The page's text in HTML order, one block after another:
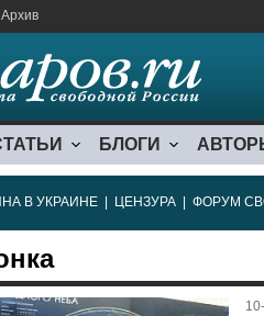
Архив
БЛОГИ
В УКРАИНЕ ЦЕНЗУРА ФОРУМ